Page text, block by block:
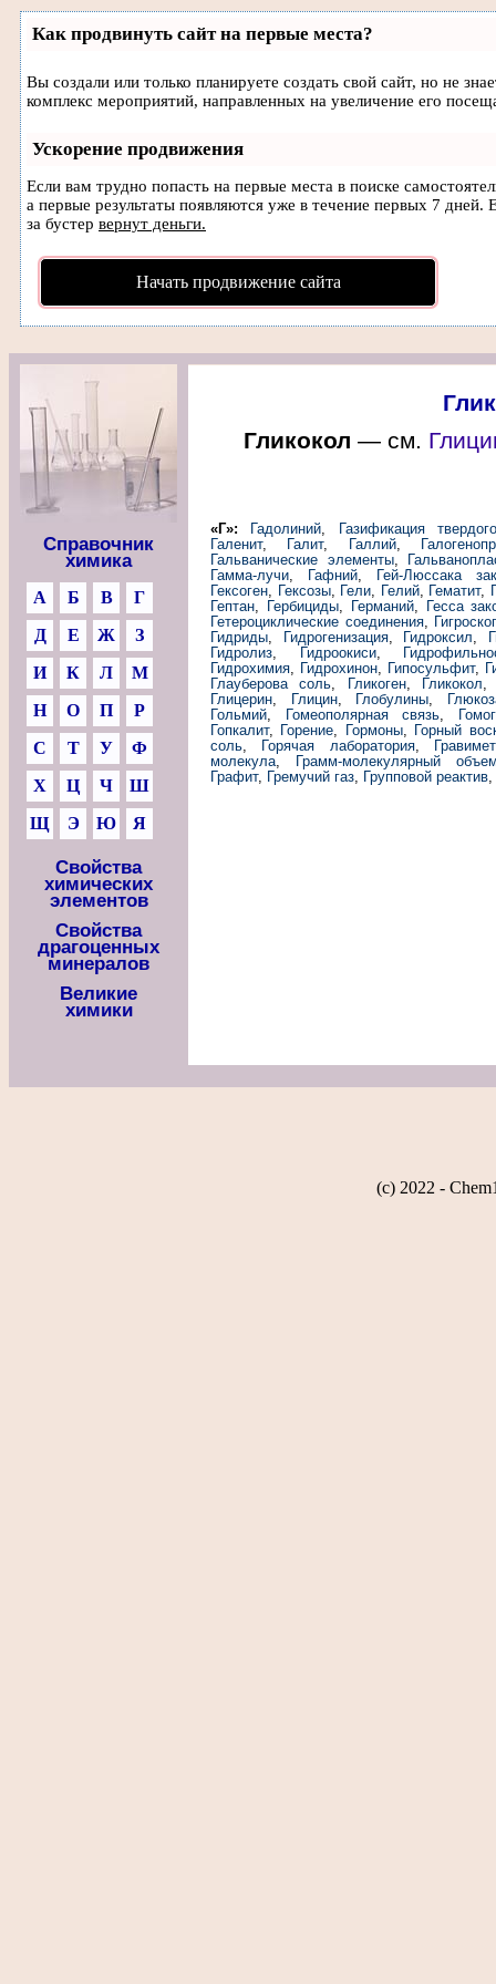
Как продвинуть сайт на первые места?
Вы создали или только планируете создать свой сайт, но не
комплекс мероприятий, направленных на увеличение его
Ускорение продвижения
Если вам трудно попасть на первые места в поиске
а первые результаты появляются уже в течение первых 7
за бустер вернут деньги.
Начать продвижение сайта
Справочник
химика
А Б В
Г
Д
Е Ж
З
И
К Л
М
Н
О П
Р
С
Т У
Ф
Х
Ц Ч
Ш
Щ
Э Ю Я
Свойства
химических
элементов
Свойства
драгоценных
минералов
Великие
химики
Гликокол — см.
«Г»: Гадолиний,
Газификация
Галенит, Галит, Галлий,
Гальванические элементы,
Гамма-лучи, Гафний,
Гей-Люссака
Гексоген, Гексозы, Гели, Гелий, Гематит,
Гептан, Гербициды, Германий,
Гесса
Гетероциклические соединения,
Гидриды, Гидрогенизация, Гидроксил,
Гидролиз, Гидроокиси,
Гидрохимия, Гидрохинон, Гипосульфит,
Глауберова соль, Гликоген, Гликокол
Глицерин, Глицин, Глобулины,
Гольмий, Гомеополярная связь,
Гопкалит, Горение, Гормоны, Горный
соль, Горячая лаборатория,
молекула,
Грамм-молекулярный
Графит, Гремучий газ, Групповой реактив,
(c) 2022 -